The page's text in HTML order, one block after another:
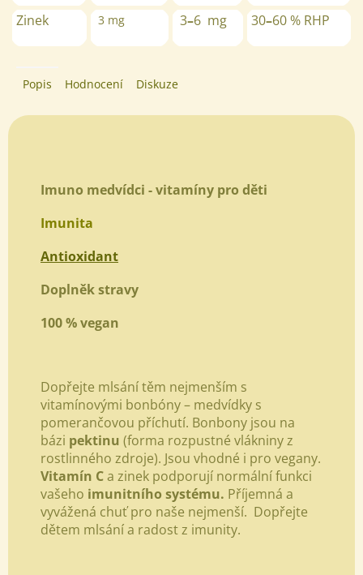
Zinek 3 mg 3–6 mg 30–60 % RHP
Popis Hodnocení Diskuze
Imuno medvídci - vitamíny pro děti
Imunita
Antioxidant
Doplněk stravy
100 % vegan
Dopřejte mlsání těm nejmenším s
vitamínovými bonbóny – medvídky s
pomerančovou příchutí. Bonbony jsou na
bázi pektinu (forma rozpustné vlákniny z
rostlinného zdroje). Jsou vhodné i pro vegany.
Vitamín Ca zinek podporují normální funkci
vašeho imunitního systému. Příjemná a
vyvážená chuť pro naše nejmenší. Dopřejte
dětem mlsání a radost z imunity.